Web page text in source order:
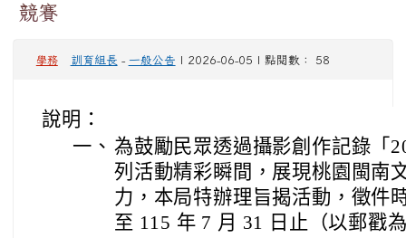
競賽
學務 訓育組長 - 一般公告 | 2026-06-05 | 點閱數： 58
說明：
一、 為鼓勵民眾透過攝影創作記錄「
列活動精彩瞬間，展現桃園閩南
力，本局特辦理旨揭活動，徵件
至 115 年 7 月 31 日止（以郵戳